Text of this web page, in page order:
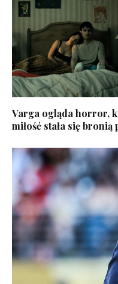
Varga ogląda horror,
miłość stała się